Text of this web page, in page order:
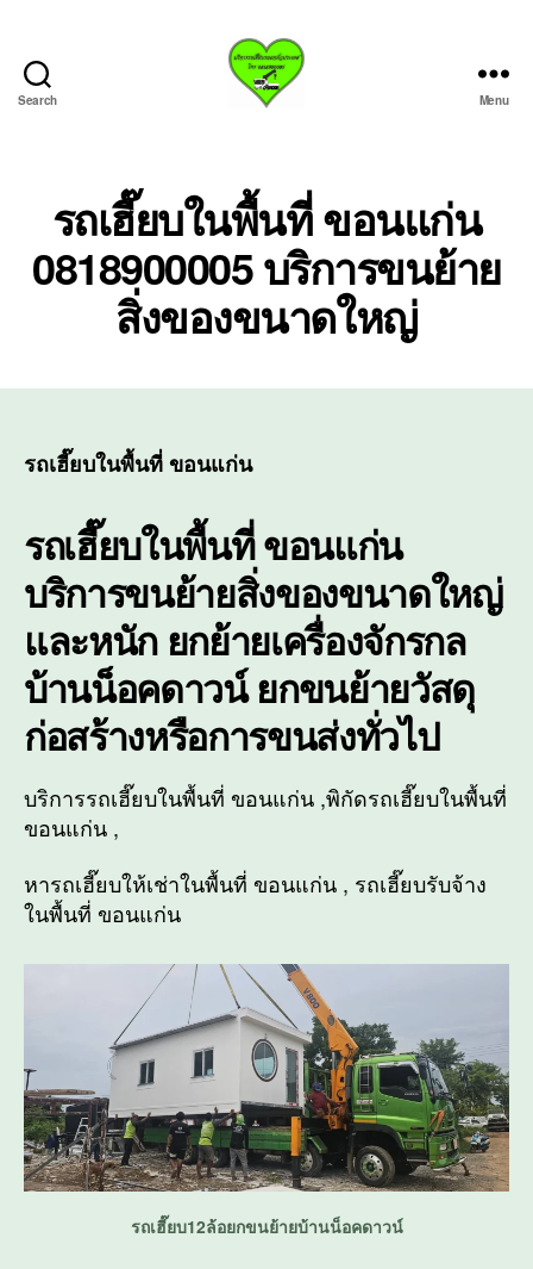
Search
บรถ
ยก
ทั่ว
ประเทศ.com
Menu
รถเฮี๊ยบในพื้นที่ ขอนแก่น
0818900005 บริการขนย้าย
สิ่งของขนาดใหญ่
รถเฮี๊ยบในพื้นที่ ขอนแก่น
รถเฮี๊ยบในพื้นที่ขอนแก่น
บริการขนย้ายสิ่งของขนาดใหญ่
และหนัก ยกย้ายเครื่องจักรกล
บ้านน็อคดาวน์ ยกขนย้ายวัสดุ
ก่อสร้างหรือการขนส่งทั่วไป
บริการรถเฮี๊ยบในพื้นที่ ขอนแก่น ,พิกัดรถเฮี๊ยบในพื้นที่
ขอนแก่น ,
หารถเฮี๊ยบให้เช่าในพื้นที่ ขอนแก่น , รถเฮี๊ยบรับจ้าง
ในพื้นที่ ขอนแก่น
รถเฮี๊ยบ12ล้อยกขนย้ายบ้านน็อคดาวน์